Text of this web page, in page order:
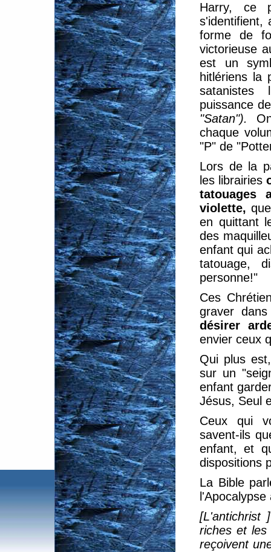
Harry, ce
s'identifient,
forme de
victorieuse
est un
hitlériens la
satanistes
puissance
"Satan").
chaque
"P" de
Lors de la
les librairies
tatouages
violette,
en quittant
des
enfant qui
tatouage,
personne!"
Ces
graver
désirer
envier ceux
Qui plus
sur un
enfant
Jésus, Seul
Ceux qui
savent-ils
enfant, et
dispositions
La Bible
[L'antichrist
riches et les
reçoivent